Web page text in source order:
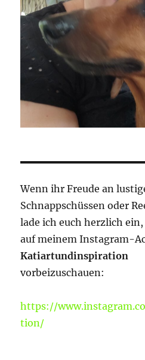
Wenn ihr Freude an
Schnappschüssen oder
lade ich euch herzlich ein,
auf meinem Instagram-
Katiartundinspiration
vorbeizuschauen:
https://
tion/